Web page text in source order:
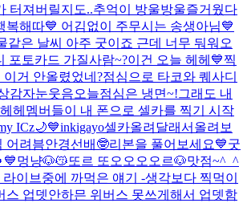
터져버릴지도..추억이 방울방울즐거웠다
복해따💙 어김없이 주무시는 송생아님💙
같은 날씨 아주 굿이죠 근데 너무 둬워 오
포토카드 가질사람~?이건 오늘 헤헤💙찍
이거 안올렸었네?점심으로 타코와 퀘사디
감자눈웃음오늘점심은 냉면~!그래도 내
헤 멤버들이 내 폰으로 셀카를 찍기 시작
ICz🌙💙inkigayo셀카올려달래서올려보
어려븜안경선배🤓리본을 풀어보세요💙굿
멍냥🐶😽또르 또오오오오르🐶맛점~^_^
라이브중에 까먹은 얘기 -생각보다 찍먹이
스 업뎃안하믄 위버스 못쓰게해서 업뎃함